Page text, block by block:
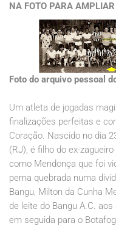
NA FOTO PARA AMPLIAR
Foto do arquivo pessoal
Um atleta de jogadas
finalizações perfeitas e
Coração. Nascido no dia
(RJ), é filho do ex-
como Mendonça que foi
perna quebrada numa
Bangu, Milton da Cunha
de leite do Bangu A.C.
em seguida para o